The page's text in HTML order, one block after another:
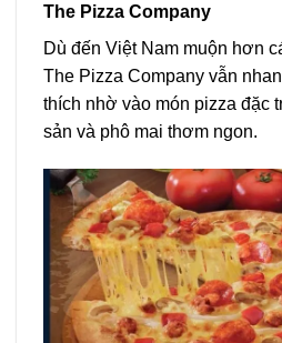
The Pizza Company
Dù đến Việt Nam muộn hơn
The Pizza Company vẫn
thích nhờ vào món pizza đặc
sản và phô mai thơm ngon.